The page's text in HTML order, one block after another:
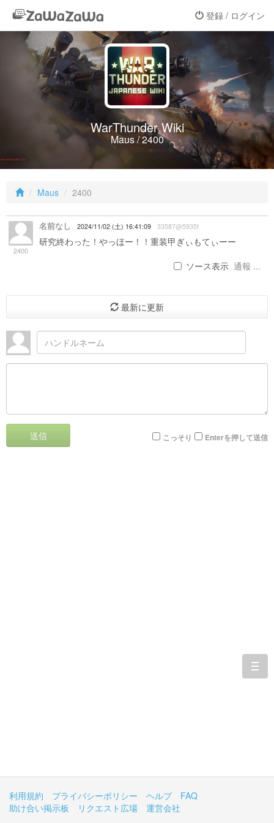
登録 / ログイン
WarThunder Wiki
Maus / 2400
Maus 2400
2400
名前なし 2024/11/02 (土) 16:41:09 33587@5935f
研究終わった！やっほー！！重装甲ぎぃもてぃーー
ソース表示 通報 ...
最新に更新
送信 こっそり Enterを押して送信
利用規約 プライバシーポリシー ヘルプ
FAQ
助け合い掲示板
リクエスト広場
運営会社